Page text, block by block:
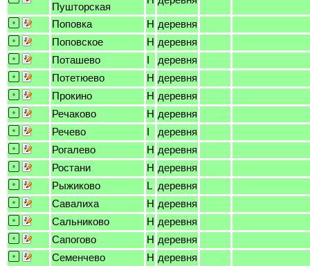
Пушторская
Поповка H деревня
Поповское
H деревня
Поташево
I
деревня
Потетюево
H деревня
Прокино
H деревня
Речаково
H деревня
Речево
I
деревня
Рогалево
H деревня
Ростани
H деревня
Рыжиково
L деревня
Савалиха
H деревня
Сальниково
H деревня
Сапогово
H деревня
Семенчево
H деревня